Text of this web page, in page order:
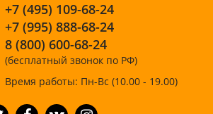
+7 (495) 109-68-24
+7 (995) 888-68-24
8 (800) 600-68-24
(бесплатный звонок по РФ)
Время работы: Пн-Вс (10.00 - 19.00)